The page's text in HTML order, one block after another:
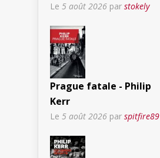
Le 5 août 2026 par stokely
Prague fatale - Philip
Kerr
Le 5 août 2026 par spitfire89